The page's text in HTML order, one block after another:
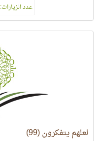
عدد الزيارات:
لعلهم يتفكرون (99)